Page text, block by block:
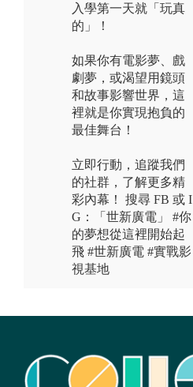
入學第一天就「玩真
的」！
如果你有電影夢、戲
劇夢，或渴望用鏡頭
和故事影響世界，這
裡就是你實現抱負的
最佳舞台！
立即行動，追蹤我們
的社群，了解更多精
彩內幕！ 搜尋 FB 或 I
G：「世新廣電」 #你
的夢想從這裡開始起
飛 #世新廣電 #實戰影
視基地